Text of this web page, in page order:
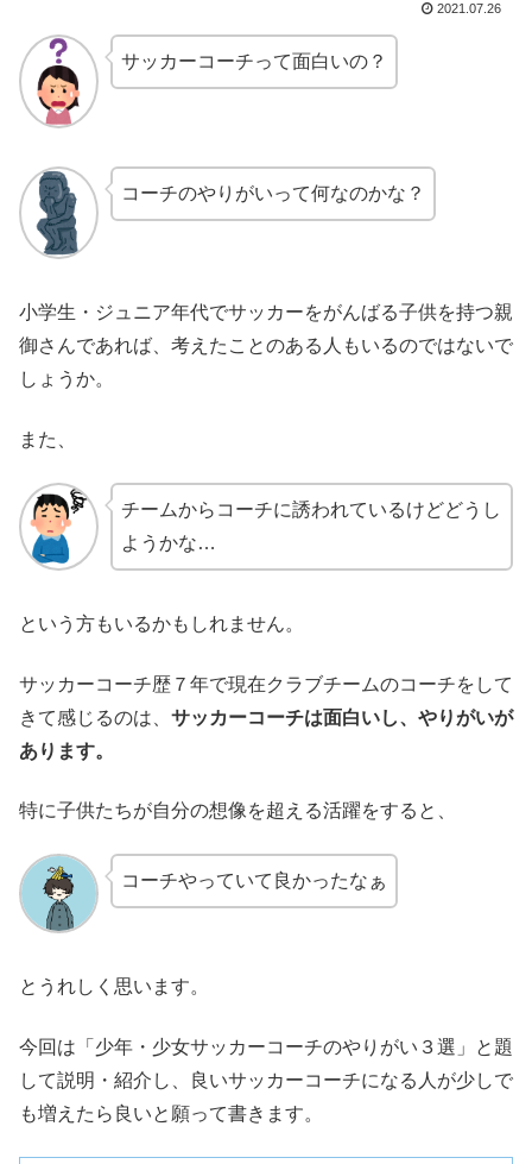
2021.07.26
サッカーコーチって面白いの？
コーチのやりがいって何なのかな？
小学生・ジュニア年代でサッカーをがんばる子供を持つ親
御さんであれば、考えたことのある人もいるのではないで
しょうか。
また、
チームからコーチに誘われているけどどうし
ようかな…
という方もいるかもしれません。
サッカーコーチ歴７年で現在クラブチームのコーチをして
きて感じるのは、 サッカーコーチは面白いし、やりがいが
あります。
特に子供たちが自分の想像を超える活躍をすると、
コーチやっていて良かったなぁ
とうれしく思います。
今回は「少年・少女サッカーコーチのやりがい３選」と題
して説明・紹介し、良いサッカーコーチになる人が少しで
も増えたら良いと願って書きます。